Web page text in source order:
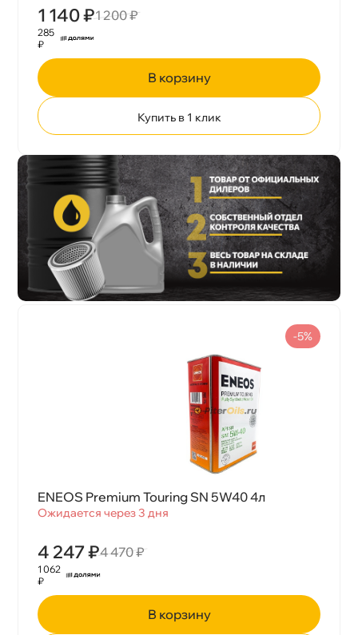
1 140 ₽1 200 ₽
285
₽
корзину
Купить в 1 клик
ENEOS Premium Touring SN 5W40 4л
Ожидается через 3 дня
4 247 ₽4 470 ₽
-5%
1 062
₽
корзину